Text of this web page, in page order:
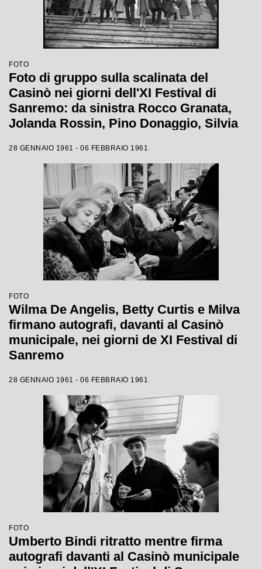
FOTO
Foto di gruppo sulla scalinata del
Casinò nei giorni dell'XI Festival di
Sanremo: da sinistra Rocco Granata,
Jolanda Rossin, Pino Donaggio, Silvia
Renis e Betty Curtis
28 GENNAIO 1961 - 06 FEBBRAIO 1961
FOTO
Wilma De Angelis, Betty Curtis e Milva
firmano autografi, davanti al Casinò
municipale, nei giorni de XI Festival di
Sanremo
28 GENNAIO 1961 - 06 FEBBRAIO 1961
FOTO
Umberto Bindi ritratto mentre firma
autografi davanti al Casinò municipale